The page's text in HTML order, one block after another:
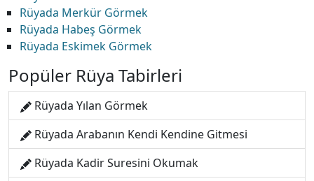
Rüyada Merkür Görmek
Rüyada Habeş Görmek
Rüyada Eskimek Görmek
Popüler Rüya Tabirleri
Rüyada Yılan Görmek
Rüyada Arabanın Kendi Kendine Gitmesi
Rüyada Kadir Suresini Okumak